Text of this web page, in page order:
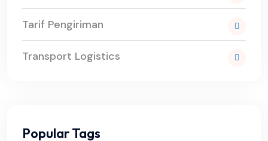
Tarif Pengiriman
Transport Logistics
Popular Tags